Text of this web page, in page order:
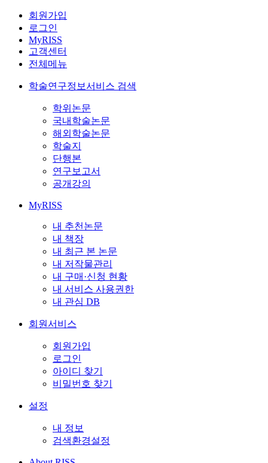
회원가입
로그인
MyRISS
고객센터
전체메뉴
학술연구정보서비스 검색
학위논문
국내학술논문
해외학술논문
학술지
단행본
연구보고서
공개강의
MyRISS
내 추천논문
내 책장
내 최근 본 논문
내 저작물관리
내 구매·신청 현황
내 서비스 사용권한
내 관심 DB
회원서비스
회원가입
로그인
아이디 찾기
비밀번호 찾기
설정
내 정보
검색환경설정